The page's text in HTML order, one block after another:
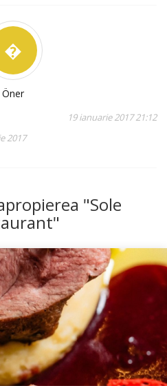
�
Öner
19 ianuarie 2017 21:12
2017
"Sole